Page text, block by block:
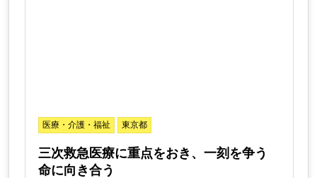
医療・介護・福祉 東京都
三次救急医療に重点をおき、一刻を争う
命に向き合う